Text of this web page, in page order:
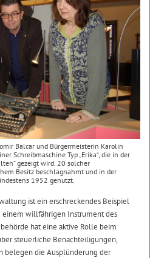
Balcar und Bürgermeisterin Karolin
Schreibmaschine Typ „Erika“, die in der
gezeigt wird. 20 solcher
Besitz beschlagnahmt und in der
1952 genutzt.
ist ein erschreckendes Beispiel
einem willfährigen Instrument des
hat eine aktive Rolle beim
steuerliche Benachteiligungen,
belegen die Ausplünderung der